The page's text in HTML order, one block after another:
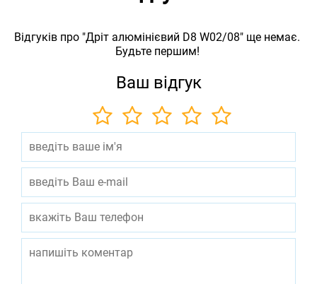
Відгуків про "Дріт алюмінієвий D8 W02/08" ще немає.
Будьте першим!
Ваш відгук